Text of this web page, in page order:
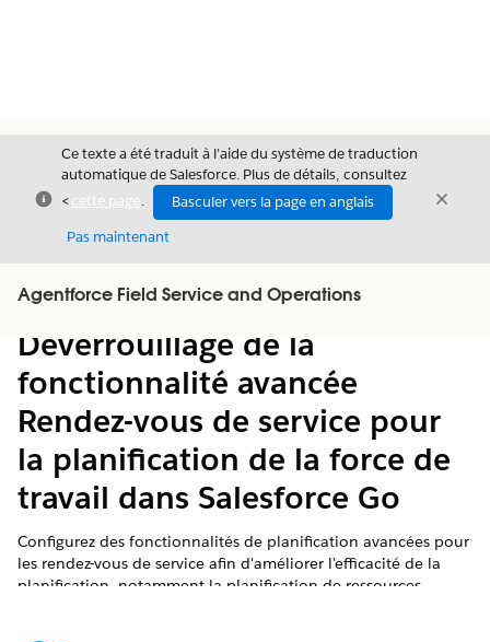
Fermer
Ce texte a été traduit à l’aide du système de traduction
automatique de Salesforce. Plus de détails, consultez
<cette page .
Basculer vers la page en anglais
Pas maintenant
Fermer
Agentforce Field Service and Operations
Afficher la table des matières
Table des
Déverrouillage de la
fonctionnalité avancée
Rendez-vous de service pour
la planification de la force de
travail dans Salesforce Go
Configurez des fonctionnalités de planification avancées pour
les rendez-vous de service afin d'améliorer l'efficacité de la
planification, notamment la planification de ressources